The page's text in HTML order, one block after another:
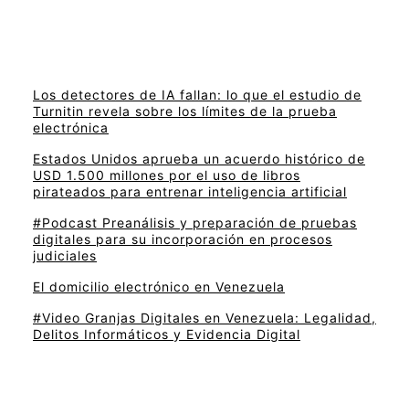
Los detectores de IA fallan: lo que el estudio de
Turnitin revela sobre los límites de la prueba
electrónica
Estados Unidos aprueba un acuerdo histórico de
USD 1.500 millones por el uso de libros
pirateados para entrenar inteligencia artificial
#Podcast Preanálisis y preparación de pruebas
digitales para su incorporación en procesos
judiciales
El domicilio electrónico en Venezuela
#Video Granjas Digitales en Venezuela: Legalidad,
Delitos Informáticos y Evidencia Digital